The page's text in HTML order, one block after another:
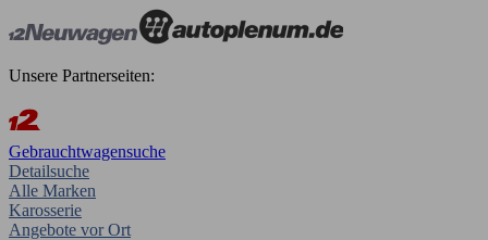
Unsere Partnerseiten:
Gebrauchtwagensuche
Detailsuche
Alle Marken
Karosserie
Angebote vor Ort